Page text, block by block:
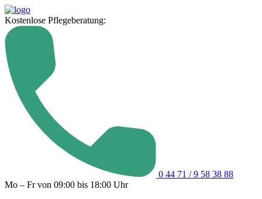
Kostenlose Pflegeberatung:
0 44 71 / 9 58 38 88
Mo – Fr von 09:00 bis 18:00 Uhr